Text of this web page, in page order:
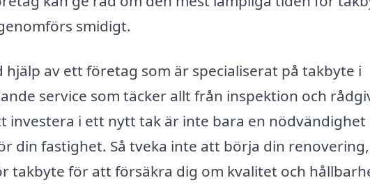
smidigt.
av ett företag som är specialiserat på takbyte i
service som täcker allt från inspektion och
investera i ett nytt tak är inte bara en
din fastighet. Så tveka inte att börja din
takbyte för att försäkra dig om kvalitet och